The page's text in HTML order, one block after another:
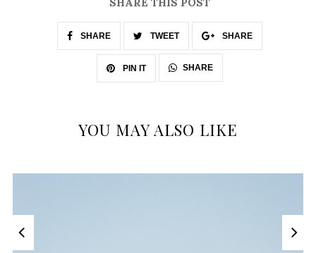
SHARE TWEET SHARE
PIN IT SHARE
YOU MAY ALSO LIKE